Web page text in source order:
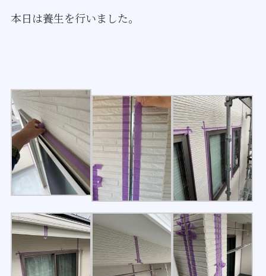
本日は養生を行いました。